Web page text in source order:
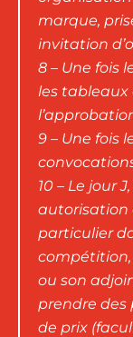
marque,
invitation
8 – Une fois
les tableaux
9 – Une fois
10 – Le jour
autorisation
particulier
compétition,
ou son
prendre des
de prix